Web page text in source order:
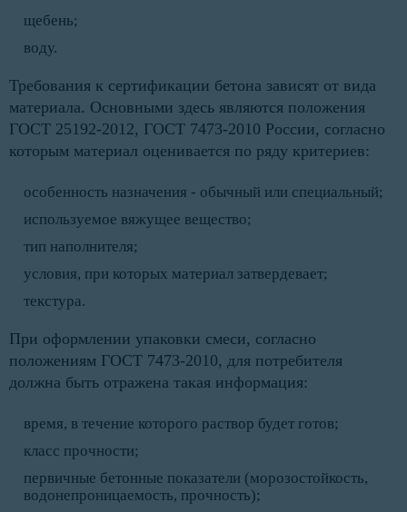
щебень;
воду.
Требования к сертификации бетона зависят от вида
материала. Основными здесь являются положения
ГОСТ 25192-2012, ГОСТ 7473-2010 России, согласно
которым материал оценивается по ряду критериев:
особенность назначения - обычный или специальный;
используемое вяжущее вещество;
тип наполнителя;
условия, при которых материал затвердевает;
текстура.
При оформлении упаковки смеси, согласно
положениям ГОСТ 7473-2010, для потребителя
должна быть отражена такая информация:
время, в течение которого раствор будет готов;
класс прочности;
первичные бетонные показатели (морозостойкость,
водонепроницаемость, прочность);